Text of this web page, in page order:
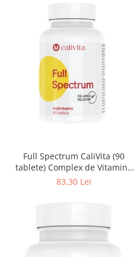
Full Spectrum CaliVita (90
tablete) Complex de Vitamine
şi Minerale
83,30 Lei